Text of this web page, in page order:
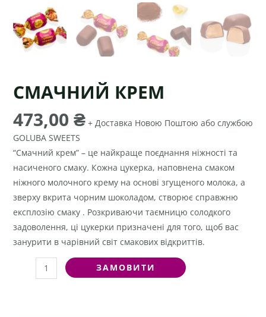
СМАЧНИЙ КРЕМ
473,00 ₴ + Доставка Новою Поштою або службою
GOLUBA SWEETS
“Смачний крем” – це найкраще поєднання ніжності та
насиченого смаку. Кожна цукерка, наповнена смаком
ніжного молочного крему на основі згущеного молока, а
зверху вкрита чорним шоколадом, створює справжню
експлозію смаку . Розкриваючи таємницю солодкого
задоволення, ці цукерки призначені для того, щоб вас
занурити в чарівний світ смакових відкриттів.
ЗАМОВИТИ